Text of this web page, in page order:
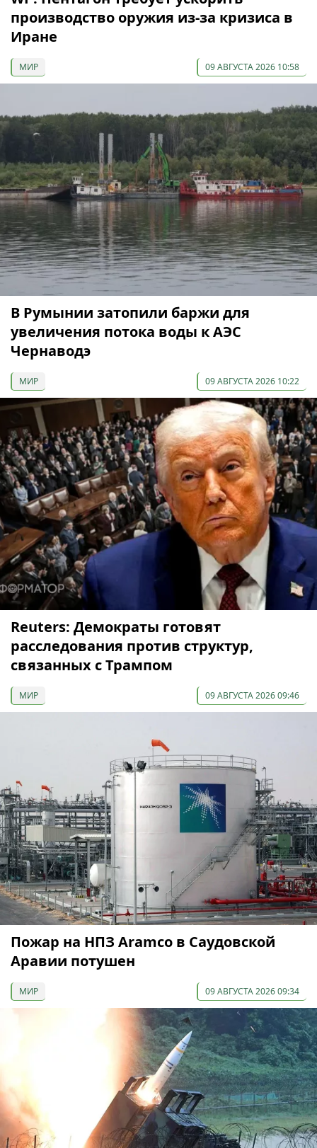
производство оружия из-за кризиса в
Иране
МИР 09 АВГУСТА 2026 10:58
В Румынии затопили баржи для
увеличения потока воды к АЭС
Чернаводэ
МИР 09 АВГУСТА 2026 10:22
Reuters: Демократы готовят
расследования против структур,
связанных с Трампом
МИР 09 АВГУСТА 2026 09:46
Пожар на НПЗ Aramco в Саудовской
Аравии потушен
МИР 09 АВГУСТА 2026 09:34